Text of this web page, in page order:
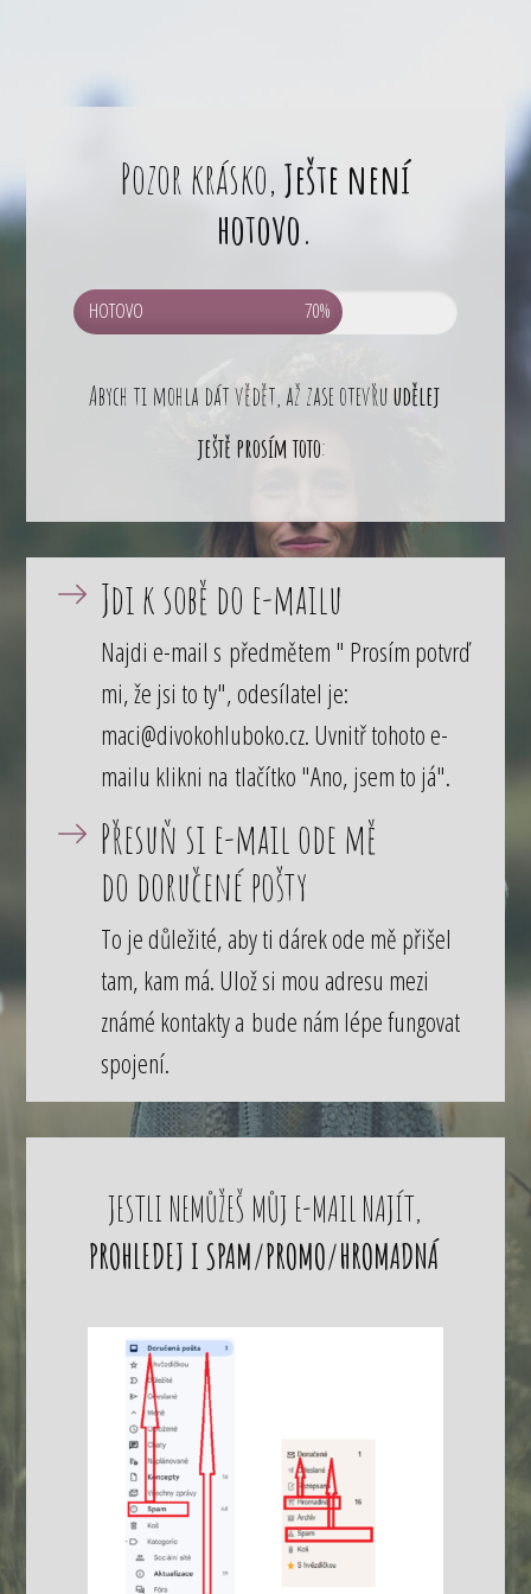
Pozor krásko,Ješte není
hotovo.
HOTOVO 70%
Abych ti mohla dát vědět, až zase otevřuudělej
ještě prosím toto:
Jdi k sobě do e-mailu
Najdi e-mail s předmětem " Prosím potvrď
mi, že jsi to ty", odesílatel je:
maci@divokohluboko.cz. Uvnitř tohoto e-
mailu klikni na tlačítko "Ano, jsem to já".
Přesuň si e-mail ode mě
do doručené pošty
To je důležité, aby ti dárek ode mě přišel
tam, kam má. Ulož si mou adresu mezi
známé kontakty a bude nám lépe fungovat
spojení.
JESTLI NEMŮŽEŠ MŮJ E-MAIL NAJÍT,
PROHLEDEJ I SPAM/PROMO/HROMADNÁ